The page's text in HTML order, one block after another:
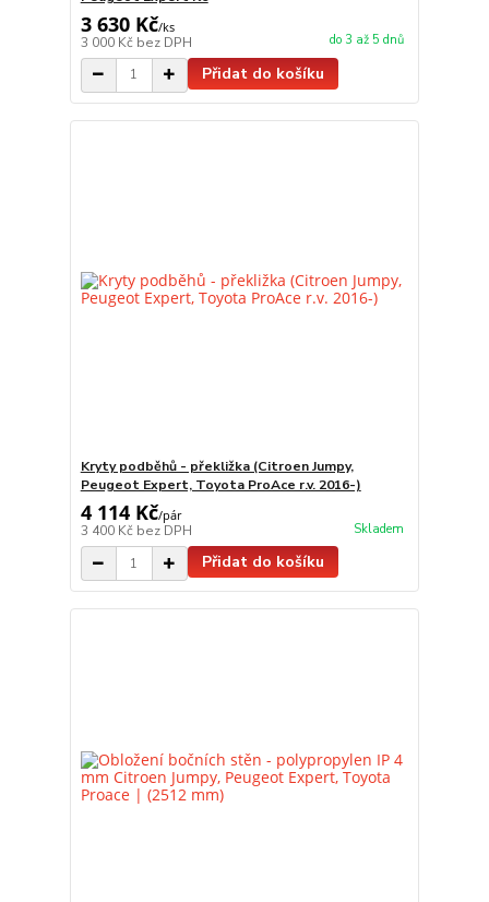
3 630 Kč/ks
3 000 Kč bez DPH do 3 až 5 dnů
Přidat do košíku
Kryty podběhů - překližka (Citroen Jumpy,
Peugeot Expert, Toyota ProAce r.v. 2016-)
4 114 Kč/pár
3 400 Kč bez DPH Skladem
Přidat do košíku